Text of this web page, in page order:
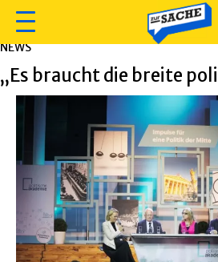
NEWS
„Es braucht die breite